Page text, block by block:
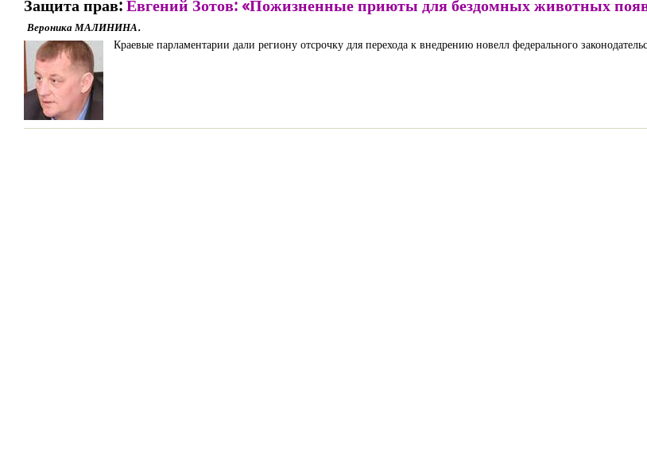
Защита прав:Евгений Зотов: «Пожизненные приюты для бездомных животных
Вероника МАЛИНИНА.
Краевые парламентарии дали региону отсрочку для перехода к внедрению новелл федерального